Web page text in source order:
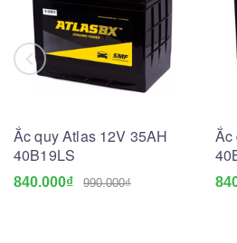
Ắc quy Atlas 12V 35AH
40B19LS
840.000₫ 990.000₫
Ắc